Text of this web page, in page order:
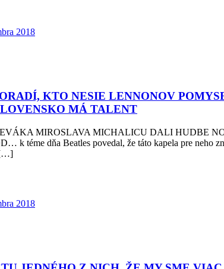
2018
KTO NESIE LENNONOV
MÁ TALENT
MIROSLAVA MICHALICU DALI HUDBE
k téme dňa Beatles povedal, že táto kapela pre neho
[…]
2018